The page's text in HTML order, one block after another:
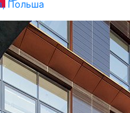
Польша